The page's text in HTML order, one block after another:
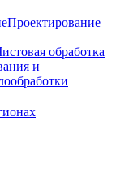
Проектирование
обработка
и